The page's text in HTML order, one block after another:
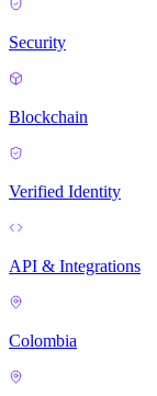
Security
Blockchain
Verified Identity
API & Integrations
Colombia